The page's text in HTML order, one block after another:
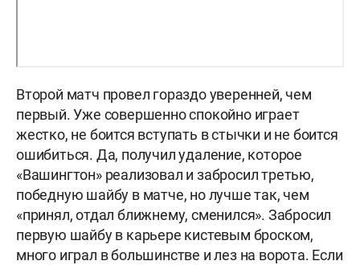
Второй матч провел гораздо уверенней, чем
первый. Уже совершенно спокойно играет
жестко, не боится вступать в стычки и не боится
ошибиться. Да, получил удаление, которое
«Вашингтон» реализовал и забросил третью,
победную шайбу в матче, но лучше так, чем
«принял, отдал ближнему, сменился». Забросил
первую шайбу в карьере кистевым броском,
много играл в большинстве и лез на ворота. Если